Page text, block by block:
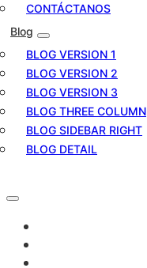
CONTÁCTANOS
Blog
BLOG VERSION 1
BLOG VERSION 2
BLOG VERSION 3
BLOG THREE COLUMN
BLOG SIDEBAR RIGHT
BLOG DETAIL